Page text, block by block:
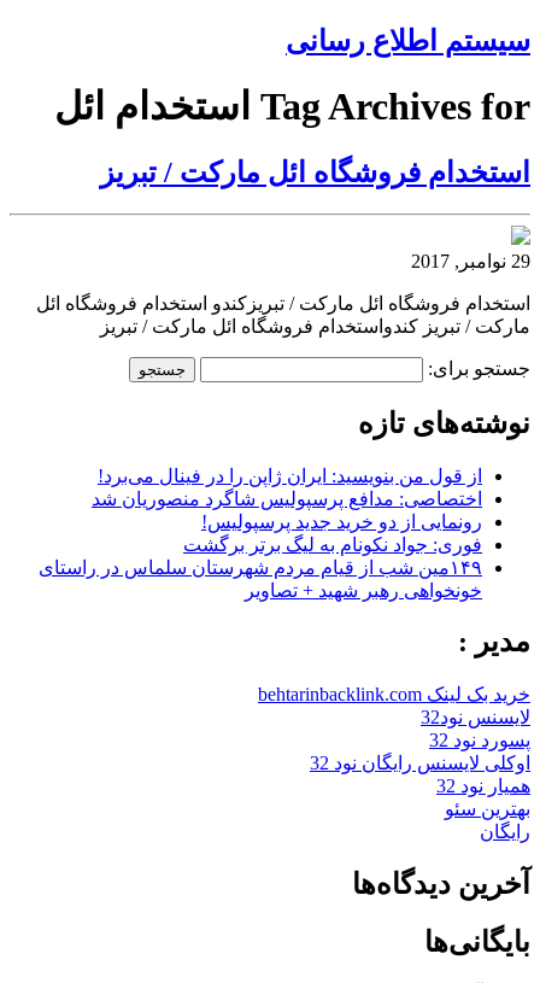
سیستم اطلاع رسانی
Tag Archives for استخدام ائل
استخدام فروشگاه ائل مارکت / تبریز
29 نوامبر, 2017
استخدام فروشگاه ائل مارکت / تبریزکندو استخدام فروشگاه ائل
مارکت / تبریز کندواستخدام فروشگاه ائل مارکت / تبریز
جستجو برای:
نوشته‌های تازه
از قول من بنویسید: ایران ژاپن را در فینال می‌برد!
اختصاصی: مدافع پرسپولیس شاگرد منصوریان شد
رونمایی از دو خرید جدید پرسپولیس!
فوری: جواد نکونام به لیگ برتر برگشت
۱۴۹مین شب از قیام مردم شهرستان سلماس در راستای
خونخواهی رهبر شهید + تصاویر
مدیر :
خرید بک لینک behtarinbacklink.com
لایسنس نود32
پسورد نود 32
اوکلی لایسنس رایگان نود 32
همیار نود 32
بهترین سئو
رایگان
آخرین دیدگاه‌ها
بایگانی‌ها